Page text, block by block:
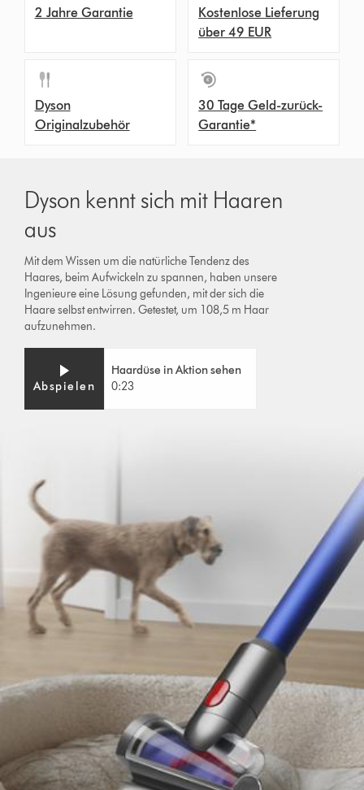
2 Jahre Garantie
Kostenlose Lieferung
über 49 EUR
Dyson
Originalzubehör
30 Tage Geld-zurück-
Garantie*
Dyson kennt sich mit Haaren
aus
Mit dem Wissen um die natürliche Tendenz des
Haares, beim Aufwickeln zu spannen, haben unsere
Ingenieure eine Lösung gefunden, mit der sich die
Haare selbst entwirren. Getestet, um 108,5 m Haar
aufzunehmen.
Transcript
Transkript
öffnen
Abspielen
Haardüse in Aktion sehen
0:23